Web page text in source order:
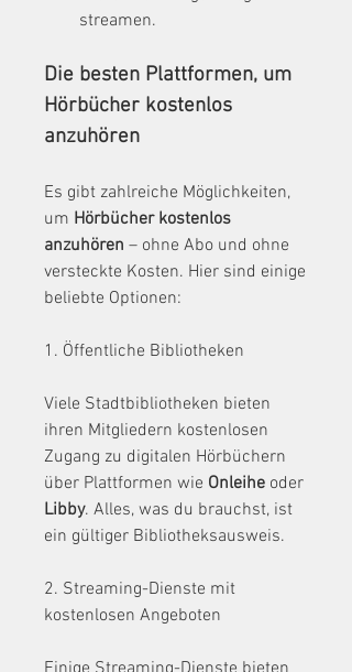
streamen.
Die besten Plattformen, um
Hörbücher kostenlos
anzuhören
Es gibt zahlreiche Möglichkeiten,
um Hörbücher kostenlos
anzuhören – ohne Abo und ohne
versteckte Kosten. Hier sind einige
beliebte Optionen:
1. Öffentliche Bibliotheken
Viele Stadtbibliotheken bieten
ihren Mitgliedern kostenlosen
Zugang zu digitalen Hörbüchern
über Plattformen wie Onleihe
Libby. Alles, was du brauchst, ist
ein gültiger Bibliotheksausweis.
2. Streaming-Dienste mit
kostenlosen Angeboten